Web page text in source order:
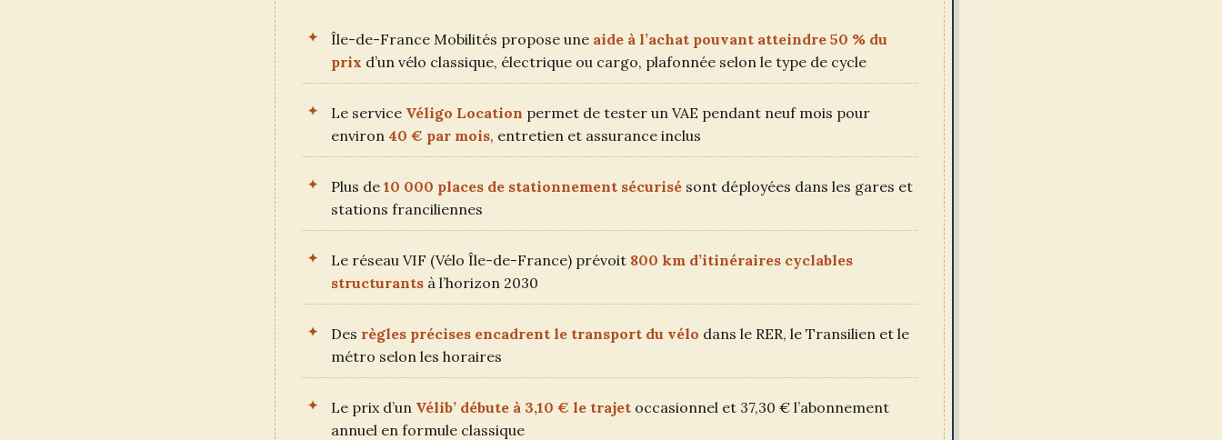
Île-de-France Mobilités propose une aide à l’achat pouvant atteindre 50 % du
prix d’un vélo classique, électrique ou cargo, plafonnée selon le type de cycle
Le service Véligo Location permet de tester un VAE pendant neuf mois pour
environ 40 € par mois, entretien et assurance inclus
Plus de 10 000 places de stationnement sécurisé sont déployées dans les gares et
stations franciliennes
Le réseau VIF (Vélo Île-de-France) prévoit 800 km d’itinéraires cyclables
structurants à l’horizon 2030
Des règles précises encadrent le transport du vélo dans le RER, le Transilien et le
métro selon les horaires
Le prix d’un Vélib’ débute à 3,10 € le trajet occasionnel et 37,30 € l’abonnement
annuel en formule classique